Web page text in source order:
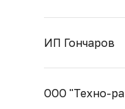
ИП Гончаров
ООО "Техно-